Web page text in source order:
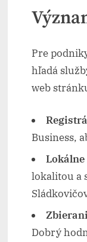
Pre
hľadá
web
Business,
Lokálne
lokalitou a
Dobrý